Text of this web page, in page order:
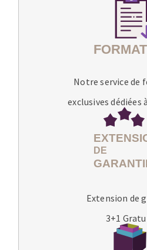
Notre service de
exclusives dédiées
Extension de
3+1